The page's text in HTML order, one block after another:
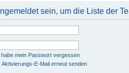
sein, um die Liste der
habe mein Passwort vergessen
Aktivierungs-E-Mail erneut senden